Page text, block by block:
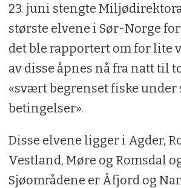
Vestland: Oselva, Daleelva,
Sunnfjorden, Åelva og
Hjalma.
Møre og Romsdal:
Trøndelag: Nidelva,
inkludert
Sanddøla.
23. juni stengte
største elvene i Sør-Norge
det ble rapportert om for lite
av disse åpnes nå fra natt til
«svært begrenset fiske under
betingelser».
Disse elvene ligger i Agder,
Vestland, Møre og Romsdal
Sjøområdene er Åfjord og